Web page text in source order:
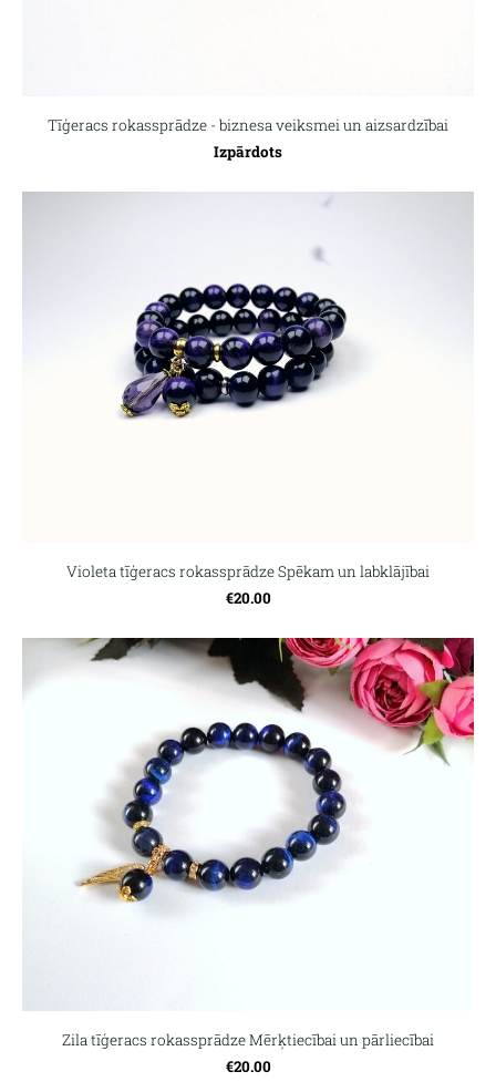
Tīģeracs rokassprādze - biznesa veiksmei un aizsardzībai
Izpārdots
Violeta tīģeracs rokassprādze Spēkam un labklājībai
€20.00
Zila tīģeracs rokassprādze Mērķtiecībai un pārliecībai
€20.00